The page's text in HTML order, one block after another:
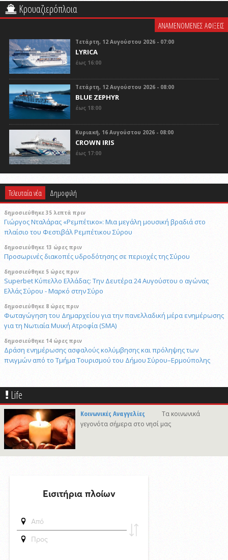
Κρουαζιερόπλοια
ΑΝΑΜΕΝΟΜΕΝΕΣ ΑΦΙΞΕΙΣ
Τετάρτη, 12 Αυγούστου 2026 - 07:00
LYRICA
έως 16:00
Τετάρτη, 12 Αυγούστου 2026 - 08:00
BLUE ZEPHYR
έως 18:00
Κυριακή, 16 Αυγούστου 2026 - 08:00
CROWN IRIS
έως 17:00
Τελευταία νέα Δημοφιλή
δημοσιεύθηκε 35 λεπτά πριν
Γιώργος Νταλάρας «Ρεμπέτικο»: Μια μεγάλη μουσική βραδιά στο
πλαίσιο του Φεστιβάλ Ρεμπέτικου Σύρου
δημοσιεύθηκε 13 ώρες πριν
Προσωρινές διακοπές υδροδότησης σε περιοχές της Σύρου
δημοσιεύθηκε 5 ώρες πριν
Superbet Κύπελλο Ελλάδας: Την Δευτέρα 24 Αυγούστου ο αγώνας
Ελλάς Σύρου - Μαρκό στην Σύρο
δημοσιεύθηκε 8 ώρες πριν
Φωταγώγηση του Δημαρχείου για την πανελλαδική μέρα ενημέρωσης
για τη Νωτιαία Μυική Ατροφία (SMA)
δημοσιεύθηκε 14 ώρες πριν
Δράση ενημέρωσης ασφαλούς κολύμβησης και πρόληψης των
πνιγμών από το Τμήμα Τουρισμού του Δήμου Σύρου–Ερμούπολης
4/8/2026 15:20
Στις φυλακές της Χίου οδηγήθηκε ο 41χρονος δράστης του φονικού
στην Άνω Σύρο
δημοσιεύθηκε 7 ώρες πριν
Πρόταση για ονοματοδοσία του κεντρικού παραλιακού δρόμου Λωτού
Το Μικροβιολογικό ιατρείο του Αντωνίου Τσιαμπούρη θα είναι
κλειστό από την Δευτέρα 10/8 έως και την Δευτέρα 17/8
Life
Κοινωνικές Αναγγελίες
Τα κοινωνικά
γεγονότα σήμερα στο νησί μας